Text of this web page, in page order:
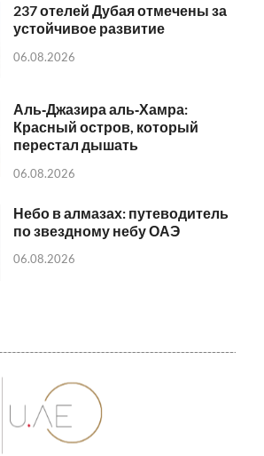
237 отелей Дубая отмечены за
устойчивое развитие
06.08.2026
Аль‑Джазира аль‑Хамра:
Красный остров, который
перестал дышать
06.08.2026
Небо в алмазах: путеводитель
по звездному небу ОАЭ
06.08.2026